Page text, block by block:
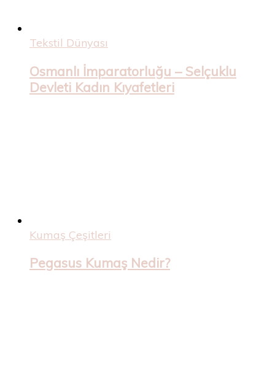
Tekstil Dünyası
Osmanlı İmparatorluğu – Selçuklu
Devleti Kadın Kıyafetleri
Kumaş Çeşitleri
Pegasus Kumaş Nedir?